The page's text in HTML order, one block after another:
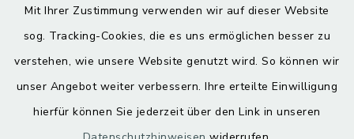
Mit Ihrer Zustimmung verwenden wir auf dieser Website
sog. Tracking-Cookies, die es uns ermöglichen besser zu
verstehen, wie unsere Website genutzt wird. So können wir
unser Angebot weiter verbessern. Ihre erteilte Einwilligung
hierfür können Sie jederzeit über den Link in unseren
Digitaler Ortsplan